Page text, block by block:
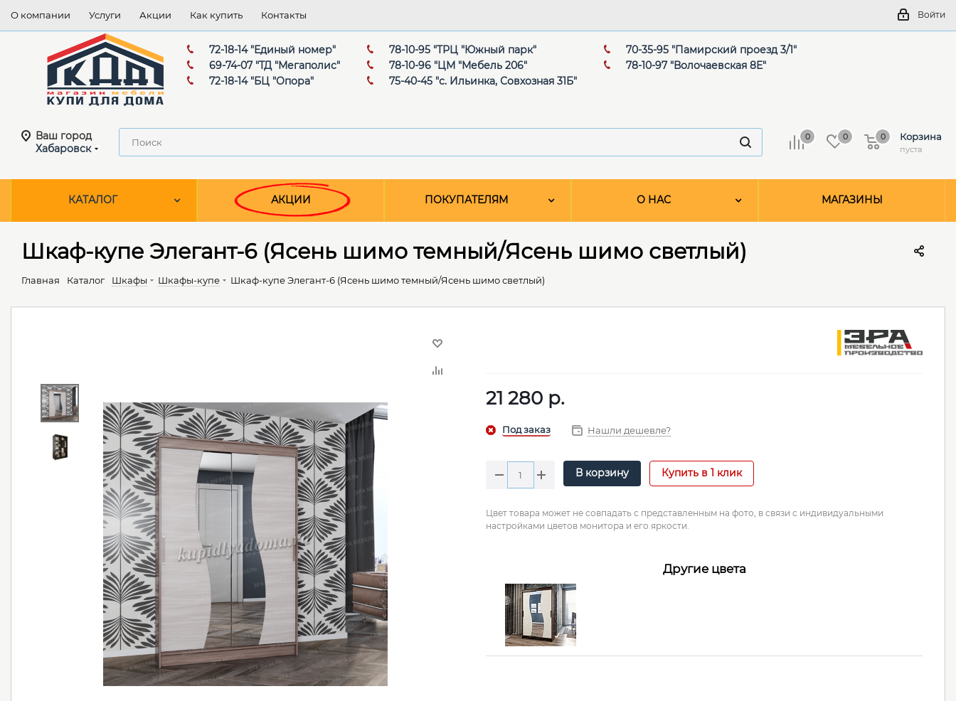
О компании Услуги Акции Как купить Контакты Войти
72-18-14 "Единый номер"
69-74-07 "ТД "Мегаполис"
72-18-14 "БЦ "Опора"
78-10-95 "ТРЦ "Южный парк"
78-10-96 "ЦМ "Мебель 206"
75-40-45 "с. Ильинка, Совхозная 31Б"
70-35-95 "Памирский проезд 3/1"
78-10-97 "Волочаевская 8Е"
Ваш город
Хабаровск
0 0 Корзина
пуста
0
КАТАЛОГ АКЦИИ ПОКУПАТЕЛЯМ О НАС МАГАЗИНЫ
Шкаф-купе Элегант-6 (Ясень шимо темный/Ясень шимо светлый)
Главная Каталог Шкафы Шкафы-купе Шкаф-купе Элегант-6 (Ясень шимо темный/Ясень шимо светлый)
21 280 р.
Нашли дешевле?
В корзину Купить в 1 клик
Цвет товара может не совпадать с представленным на фото, в связи с индивидуальными
настройками цветов монитора и его яркости.
Другие цвета